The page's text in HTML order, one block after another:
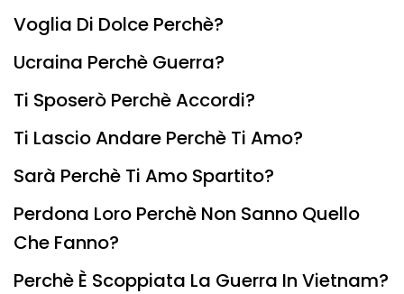
Voglia Di Dolce Perchè?
Ucraina Perchè Guerra?
Ti Sposerò Perchè Accordi?
Ti Lascio Andare Perchè Ti Amo?
Sarà Perchè Ti Amo Spartito?
Perdona Loro Perchè Non Sanno Quello
Che Fanno?
Perchè È Scoppiata La Guerra In Vietnam?